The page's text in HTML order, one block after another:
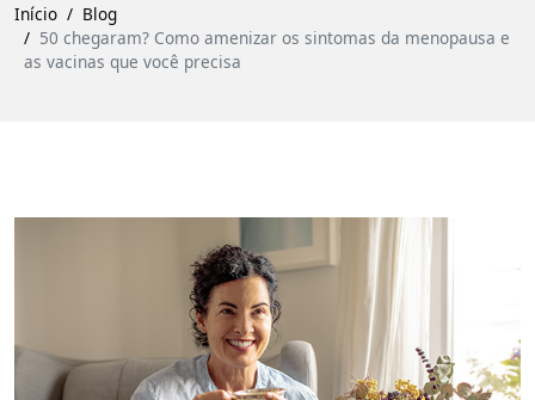
Início
Blog
50 chegaram? Como amenizar os sintomas da menopausa e
as vacinas que você precisa